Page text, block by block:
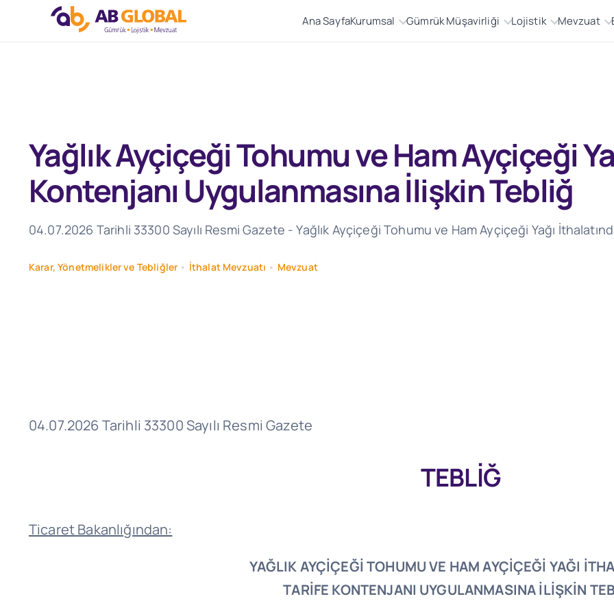
Ana SayfaKurumsal Gümrük Müşavirliği Lojistik Mevzuat
Yağlık Ayçiçeği Tohumu ve Ham Ayçiçeği
Kontenjanı Uygulanmasına İlişkin Tebliğ
04.07.2026 Tarihli 33300 Sayılı Resmi Gazete - Yağlık Ayçiçeği Tohumu ve Ham Ayçiçeği Yağı
Karar, Yönetmelikler ve Tebliğler • İthalat Mevzuatı • Mevzuat
04.07.2026 Tarihli 33300 Sayılı Resmi Gazete
TEBLİĞ
Ticaret Bakanlığından:
YAĞLIK AYÇİÇEĞİ TOHUMU VE HAM AYÇİÇEĞİ YAĞI
TARİFE KONTENJANI UYGULANMASINA İLİŞKİN